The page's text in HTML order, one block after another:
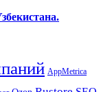
AppMetrica